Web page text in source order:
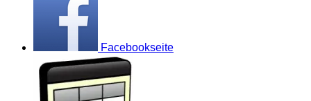
Facebookseite